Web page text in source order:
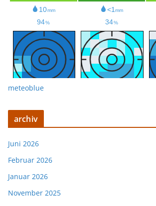
meteoblue
archiv
Juni 2026
Februar 2026
Januar 2026
November 2025